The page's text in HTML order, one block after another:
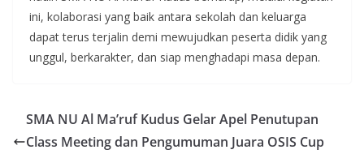
ini, kolaborasi yang baik antara sekolah dan keluarga
dapat terus terjalin demi mewujudkan peserta didik yang
unggul, berkarakter, dan siap menghadapi masa depan.
SMA NU Al Ma’ruf Kudus Gelar Apel Penutupan
Class Meeting dan Pengumuman Juara OSIS Cup